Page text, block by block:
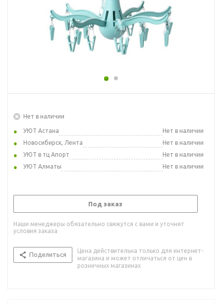
Нет в наличии
УЮТ Астана
Нет в наличии
Новосибирск, Лента
Нет в наличии
УЮТ в тц Апорт
Нет в наличии
УЮТ Алматы
Нет в наличии
Под заказ
Наши менеджеры обязательно свяжутся с вами и уточнят
условия заказа
Поделиться
Цена действительна только для интернет-
магазина и может отличаться от цен в
розничных магазинах